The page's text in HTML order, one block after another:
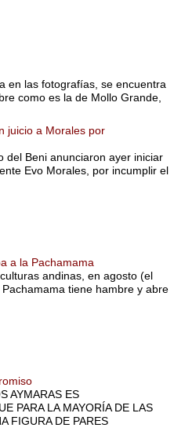
en las fotografías, se encuentra
como es la de Mollo Grande,
juicio a Morales por
del Beni anunciaron ayer iniciar
Evo Morales, por incumplir el
a la Pachamama
andinas, en agosto (el
tiene hambre y abre
AYMARAS ES
PARA LA MAYORÍA DE LAS
FIGURA DE PARES